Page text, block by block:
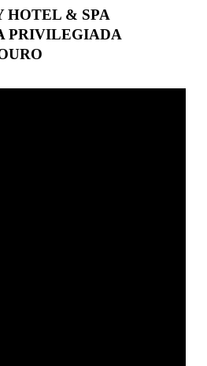
HOTEL & SPA
PRIVILEGIADA